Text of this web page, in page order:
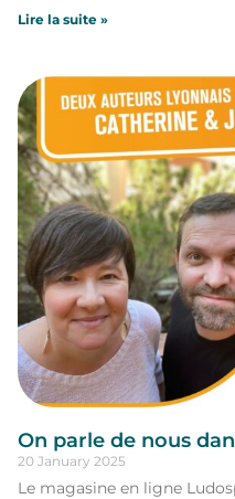
Lire la suite »
On parle de nous
20 January 2025
Le magasine en ligne